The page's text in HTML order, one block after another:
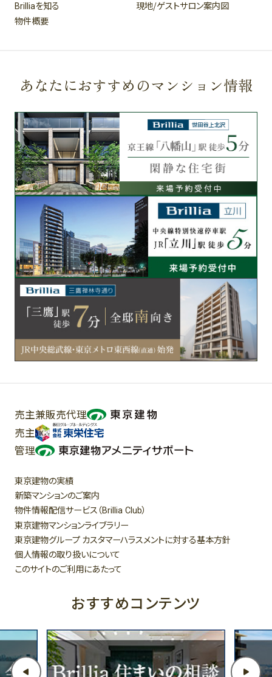
Brilliaを知る
現地/ゲストサロン案内図
物件概要
あなたにおすすめのマンション情報
売主兼販売代理
売主
管理
東京建物の実績
新築マンションのご案内
物件情報配信サービス（Brillia Club）
東京建物マンションライブラリー
東京建物グループ カスタマーハラスメントに対する基本方針
個人情報の取り扱いについて
このサイトのご利用にあたって
おすすめコンテンツ